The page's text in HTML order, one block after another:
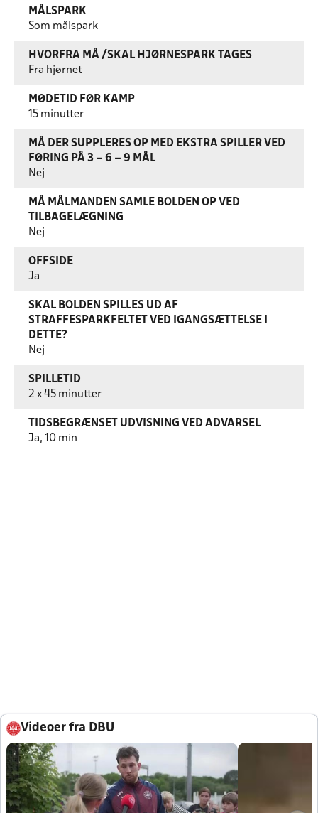
MÅLSPARK
Som målspark
HVORFRA MÅ /SKAL HJØRNESPARK TAGES
Fra hjørnet
MØDETID FØR KAMP
15 minutter
MÅ DER SUPPLERES OP MED EKSTRA SPILLER VED
FØRING PÅ 3 – 6 – 9 MÅL
Nej
MÅ MÅLMANDEN SAMLE BOLDEN OP VED
TILBAGELÆGNING
Nej
OFFSIDE
Ja
SKAL BOLDEN SPILLES UD AF
STRAFFESPARKFELTET VED IGANGSÆTTELSE I
DETTE?
Nej
SPILLETID
2 x 45 minutter
TIDSBEGRÆNSET UDVISNING VED ADVARSEL
Ja, 10 min
Videoer fra DBU